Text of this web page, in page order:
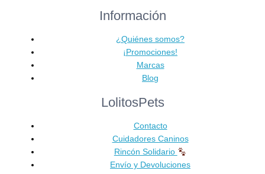
tiene
variantes.
Las
opciones
se
elegir
la
página
de
producto
Información
¿Quiénes somos?
¡Promociones!
Marcas
Blog
LolitosPets
Contacto
Cuidadores Caninos
Rincón Solidario
Envío y Devoluciones